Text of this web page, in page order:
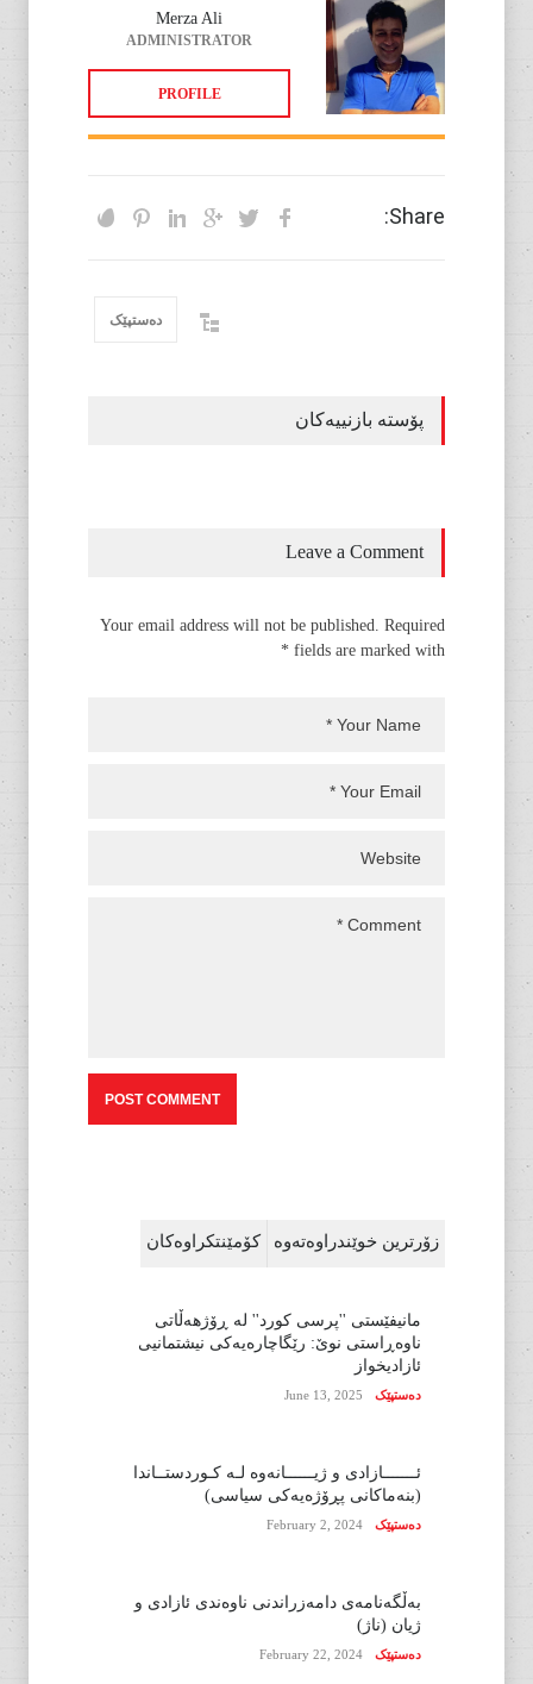
Merza Ali
ADMINISTRATOR
PROFILE
Share:
دەستپێک
پۆستە بازنییەکان
Leave a Comment
Your email address will not be published. Required
fields are marked with *
زۆرترین خوێندراوەتەوە کۆمێنتکراوەکان
مانیفێستی ''پرسی کورد'' لە ڕۆژهەڵاتی
ناوەڕاستی نوێ: رێگاچارەیەکی نیشتمانیی
ئازادیخواز
دەستپێک June 13, 2025
ئـــــــازادی و ژیــــــانەوە لـە کـوردستــاندا
(بنەماکانی پڕۆژەیەکی سیاسی)
دەستپێک February 2, 2024
بەڵگەنامەی دامەزراندنی ناوەندی ئازادی و
ژیان (ناژ)
دەستپێک February 22, 2024